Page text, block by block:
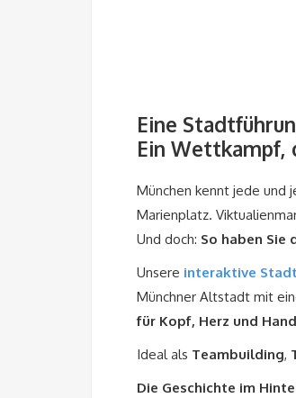
Eine
Ein Wettkampf,
München kennt jede und
Marienplatz.
Und doch: So haben Sie
Unsere interaktive
Münchner Altstadt mit
für Kopf, Herz und Hand
Ideal als Teambuilding,
Die Geschichte im